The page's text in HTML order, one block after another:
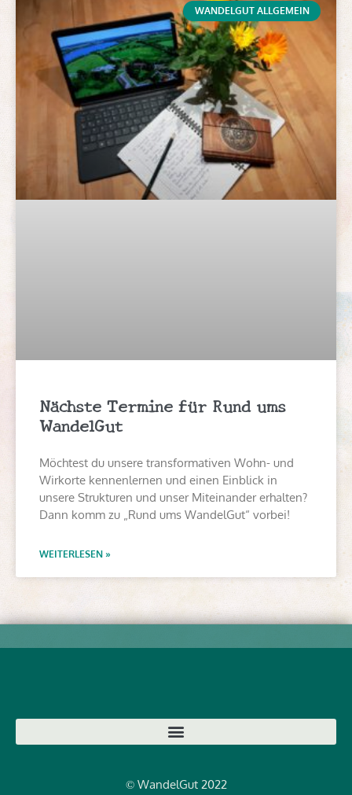
WANDELGUT ALLGEMEIN
Nächste Termine für Rund ums
WandelGut
Möchtest du unsere transformativen Wohn- und
Wirkorte kennenlernen und einen Einblick in
unsere Strukturen und unser Miteinander erhalten?
Dann komm zu „Rund ums WandelGut“ vorbei!
WEITERLESEN »
© WandelGut 2022